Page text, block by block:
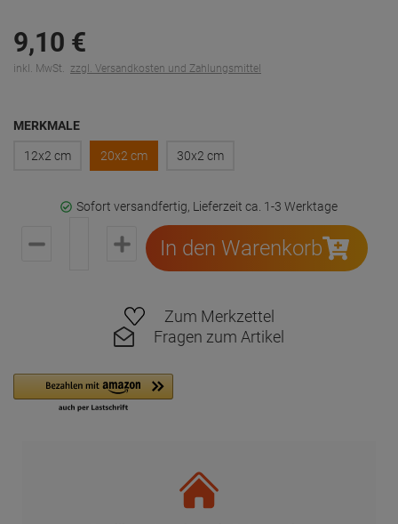
9,10 €
inkl. MwSt. zzgl. Versandkosten und Zahlungsmittel
MERKMALE
12x2 cm 20x2 cm 30x2 cm
Sofort versandfertig, Lieferzeit ca. 1-3 Werktage
In den Warenkorb
Zum Merkzettel
Fragen zum Artikel